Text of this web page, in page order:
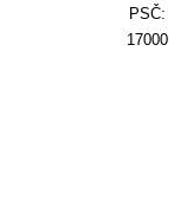
PSČ:
17000